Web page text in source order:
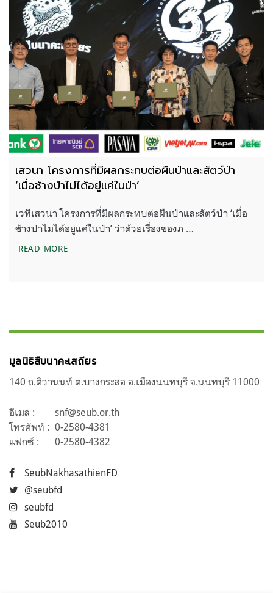
เสวนา โครงการที่มีผลกระทบต่อผืนป่าและสัตว์ป่า
‘เมื่อช้างป่าไม่ได้อยู่แค่ในป่า’
เวทีเสวนา โครงการที่มีผลกระทบต่อผืนป่าและสัตว์ป่า ‘เมื่อ
ช้างป่าไม่ได้อยู่แค่ในป่า’ ว่าด้วยเรื่องของภ …
READ MOREเสวนา โครงการที่มีผลกระทบต่อผืนป่าและสัตว์ป่า ‘เมื่
มูลนิธิสืบนาคะเสถียร
140 ถ.ติวานนท์ ต.บางกระสอ อ.เมืองนนทบุรี จ.นนทบุรี 11000
อีเมล :
snf@seub.or.th
โทรศัพท์ : 0-2580-4381
แฟกซ์ :
0-2580-4382
SeubNakhasathienFD
@seubfd
seubfd
Seub2010